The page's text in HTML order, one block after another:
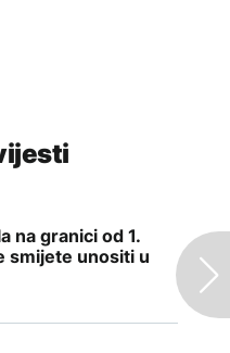
na granici od 1.
smijete unositi u